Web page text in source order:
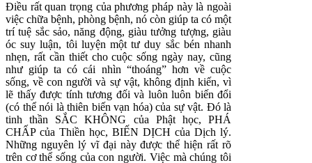
Điều rất quan trọng của phương pháp này là ngoài
việc chữa bệnh, phòng bệnh, nó còn giúp ta có một
trí tuệ sắc sảo, năng động, giàu tưởng tượng, giàu
óc suy luận, tôi luyện một tư duy sắc bén nhanh
nhẹn, rất cần thiết cho cuộc sống ngày nay, cũng
như giúp ta có cái nhìn “thoáng” hơn về cuộc
sống, về con người và sự vật, không định kiến, vì
lẽ thấy được tính tương đối và luôn luôn biến đổi
(có thể nói là thiên biến vạn hóa) của sự vật. Đó là
tinh thần SẮC KHÔNG của Phật học, PHÁ
CHẤP của Thiền học, BIẾN DỊCH của Dịch lý.
Những nguyên lý vĩ đại này được thể hiện rất rõ
trên cơ thể sống của con người. Việc mà chúng tôi